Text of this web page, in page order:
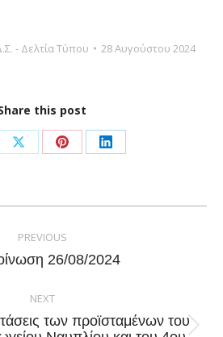
- Δελτία Τύπου 28 Αυγούστου 2024
this post
Share
X
Share
Pinterest
Share
LinkedIn
PREVIOUS
Previous
26/08/2024
NEXT
των προϊσταμένων του